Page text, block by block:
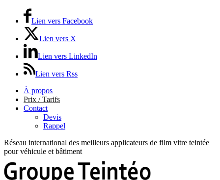
Lien vers Facebook
Lien vers X
Lien vers LinkedIn
Lien vers Rss
À propos
Prix / Tarifs
Contact
Devis
Rappel
Réseau international des meilleurs applicateurs de film vitre teintée
pour véhicule et bâtiment